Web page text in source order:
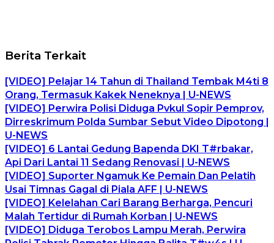
Berita Terkait
[VIDEO] Pelajar 14 Tahun di Thailand Tembak M4ti 8
Orang, Termasuk Kakek Neneknya | U-NEWS
[VIDEO] Perwira Polisi Diduga Pvkul Sopir Pemprov,
Dirreskrimum Polda Sumbar Sebut Video Dipotong |
U-NEWS
[VIDEO] 6 Lantai Gedung Bapenda DKI T#rbakar,
Api Dari Lantai 11 Sedang Renovasi | U-NEWS
[VIDEO] Suporter Ngamuk Ke Pemain Dan Pelatih
Usai Timnas Gagal di Piala AFF | U-NEWS
[VIDEO] Kelelahan Cari Barang Berharga, Pencuri
Malah Tertidur di Rumah Korban | U-NEWS
[VIDEO] Diduga Terobos Lampu Merah, Perwira